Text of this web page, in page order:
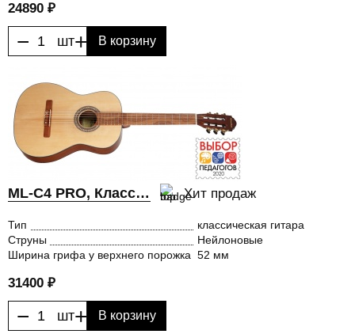
24890 ₽
− шт+ В корзину
ML-C4 PRO, Классическая гитара, MiLena Music® (МиЛена Мьюзик) Хит продаж
Тип
классическая гитара
Струны
Нейлоновые
Ширина грифа у верхнего порожка 52 мм
31400 ₽
− шт+ В корзину